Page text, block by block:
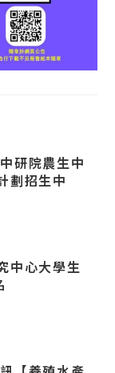
研院農生中
劃招生中
中心大學生